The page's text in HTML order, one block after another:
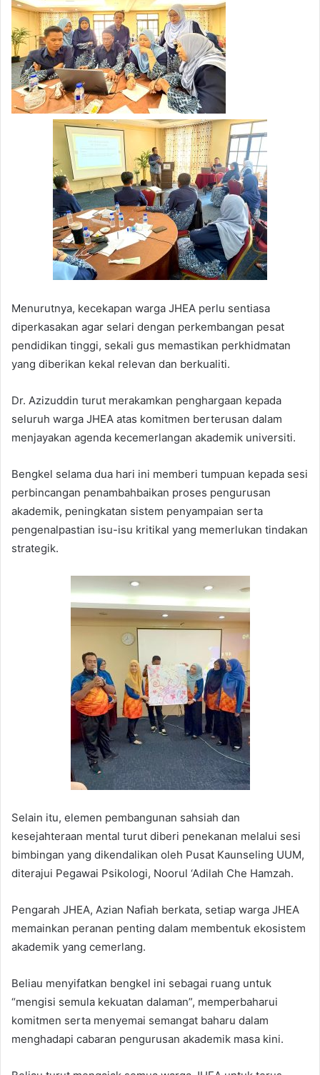
Menurutnya, kecekapan warga JHEA perlu sentiasa
diperkasakan agar selari dengan perkembangan pesat
pendidikan tinggi, sekali gus memastikan perkhidmatan
yang diberikan kekal relevan dan berkualiti.
Dr. Azizuddin turut merakamkan penghargaan kepada
seluruh warga JHEA atas komitmen berterusan dalam
menjayakan agenda kecemerlangan akademik universiti.
Bengkel selama dua hari ini memberi tumpuan kepada sesi
perbincangan penambahbaikan proses pengurusan
akademik, peningkatan sistem penyampaian serta
pengenalpastian isu-isu kritikal yang memerlukan tindakan
strategik.
Selain itu, elemen pembangunan sahsiah dan
kesejahteraan mental turut diberi penekanan melalui sesi
bimbingan yang dikendalikan oleh Pusat Kaunseling UUM,
diterajui Pegawai Psikologi, Noorul ‘Adilah Che Hamzah.
Pengarah JHEA, Azian Nafiah berkata, setiap warga JHEA
memainkan peranan penting dalam membentuk ekosistem
akademik yang cemerlang.
Beliau menyifatkan bengkel ini sebagai ruang untuk
“mengisi semula kekuatan dalaman”, memperbaharui
komitmen serta menyemai semangat baharu dalam
menghadapi cabaran pengurusan akademik masa kini.